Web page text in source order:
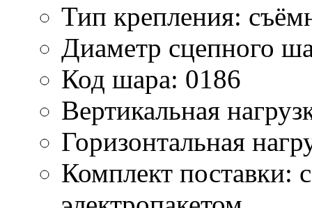
Тип крепления:
Диаметр сцепного
Код шара: 0186
Вертикальная
Горизонтальная
Комплект поставки: